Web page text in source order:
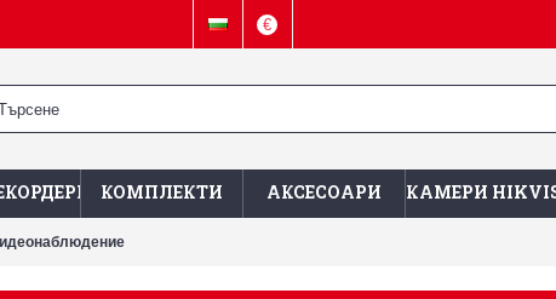
€
КОМПЛЕКТИ АКСЕСОАРИ КАМЕРИ